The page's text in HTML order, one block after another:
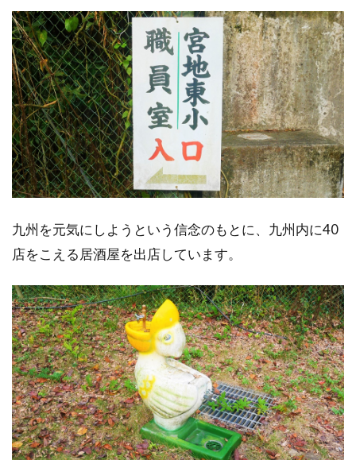
九州を元気にしようという信念のもとに、九州内に40
店をこえる居酒屋を出店しています。